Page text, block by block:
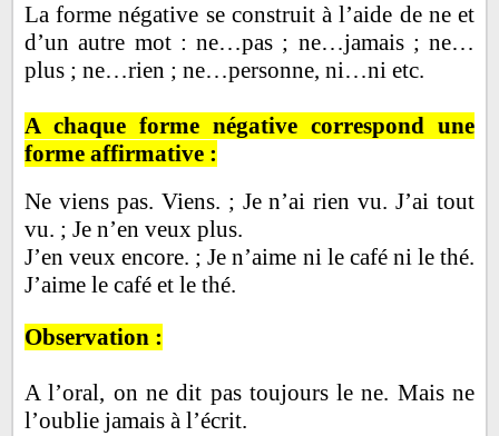
La forme négative se construit à l’aide de ne et
d’un autre mot : ne…pas ; ne…jamais ; ne…
plus ; ne…rien ; ne…personne, ni…ni etc.
A chaque forme négative correspond une
forme affirmative :
Ne viens pas. Viens. ; Je n’ai rien vu. J’ai tout
vu. ; Je n’en veux plus.
J’en veux encore. ; Je n’aime ni le café ni le thé.
J’aime le café et le thé.
Observation :
A l’oral, on ne dit pas toujours le ne. Mais ne
l’oublie jamais à l’écrit.